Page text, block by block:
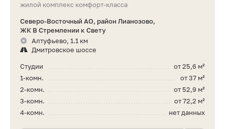
жилой комплекс комфорт-класса
Северо-Восточный АО, район Лианозово,
ЖК В Стремлении к Свету
Алтуфьево, 1.1 км
Дмитровское шоссе
от 25,6 м²
Студии
от 37 м²
1-комн.
от 52,9 м²
2-комн.
от 72,2 м²
3-комн.
нет данных
4-комн.